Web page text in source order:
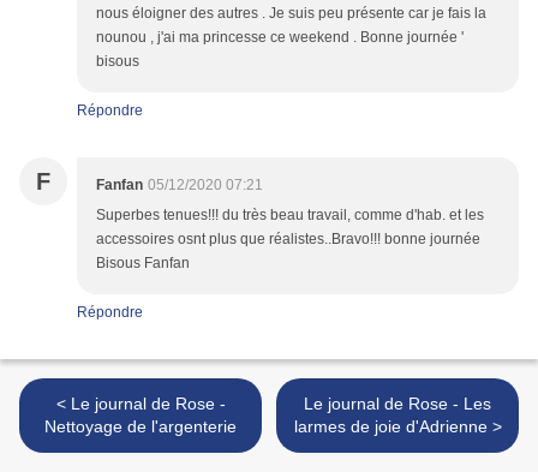
nous éloigner des autres . Je suis peu présente car je fais la
nounou , j'ai ma princesse ce weekend . Bonne journée '
bisous
Répondre
F Fanfan 05/12/2020 07:21
Superbes tenues!!! du très beau travail, comme d'hab. et les
accessoires osnt plus que réalistes..Bravo!!! bonne journée
Bisous Fanfan
Répondre
< Le journal de Rose -
Nettoyage de l'argenterie
Le journal de Rose - Les
larmes de joie d'Adrienne >